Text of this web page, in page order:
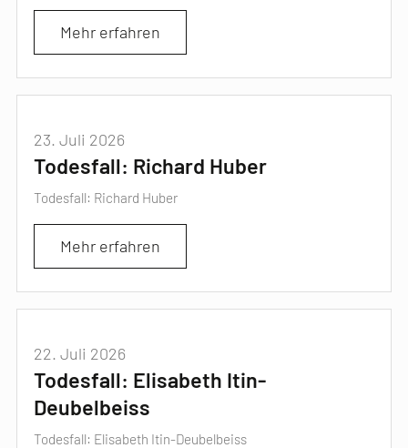
Mehr erfahren
23. Juli 2026
Todesfall: Richard Huber
Todesfall: Richard Huber
Mehr erfahren
22. Juli 2026
Todesfall: Elisabeth Itin-
Deubelbeiss
Todesfall: Elisabeth Itin-Deubelbeiss